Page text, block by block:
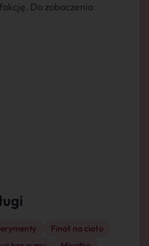
Do zobaczenia
Finał na ciało